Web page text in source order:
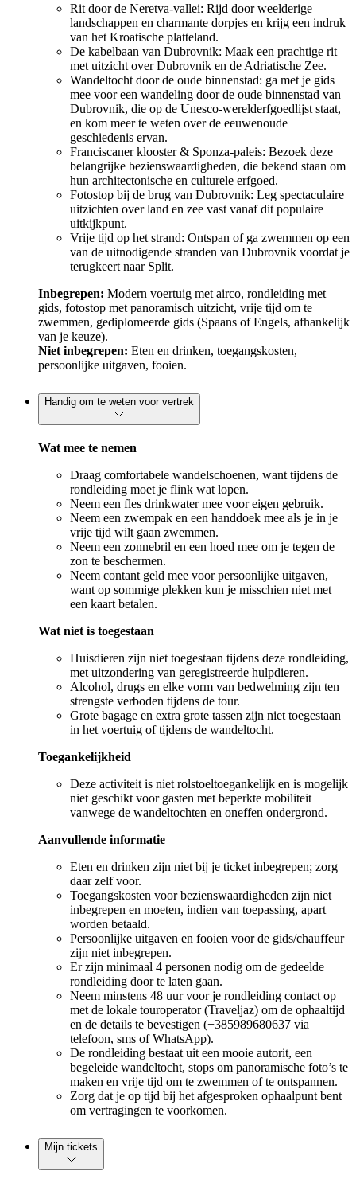
Rit door de Neretva-vallei: Rijd door weelderige
landschappen en charmante dorpjes en krijg een indruk
van het Kroatische platteland.
De kabelbaan van Dubrovnik: Maak een prachtige rit
met uitzicht over Dubrovnik en de Adriatische Zee.
Wandeltocht door de oude binnenstad: ga met je gids
mee voor een wandeling door de oude binnenstad van
Dubrovnik, die op de Unesco-werelderfgoedlijst staat,
en kom meer te weten over de eeuwenoude
geschiedenis ervan.
Franciscaner klooster & Sponza-paleis: Bezoek deze
belangrijke bezienswaardigheden, die bekend staan om
hun architectonische en culturele erfgoed.
Fotostop bij de brug van Dubrovnik: Leg spectaculaire
uitzichten over land en zee vast vanaf dit populaire
uitkijkpunt.
Vrije tijd op het strand: Ontspan of ga zwemmen op een
van de uitnodigende stranden van Dubrovnik voordat je
terugkeert naar Split.
Inbegrepen: Modern voertuig met airco, rondleiding met
gids, fotostop met panoramisch uitzicht, vrije tijd om te
zwemmen, gediplomeerde gids (Spaans of Engels, afhankelijk
van je keuze).
Niet inbegrepen: Eten en drinken, toegangskosten,
persoonlijke uitgaven, fooien.
Handig om te weten voor vertrek
Wat mee te nemen
Draag comfortabele wandelschoenen, want tijdens de
rondleiding moet je flink wat lopen.
Neem een fles drinkwater mee voor eigen gebruik.
Neem een zwempak en een handdoek mee als je in je
vrije tijd wilt gaan zwemmen.
Neem een zonnebril en een hoed mee om je tegen de
zon te beschermen.
Neem contant geld mee voor persoonlijke uitgaven,
want op sommige plekken kun je misschien niet met
een kaart betalen.
Wat niet is toegestaan
Huisdieren zijn niet toegestaan tijdens deze rondleiding,
met uitzondering van geregistreerde hulpdieren.
Alcohol, drugs en elke vorm van bedwelming zijn ten
strengste verboden tijdens de tour.
Grote bagage en extra grote tassen zijn niet toegestaan
in het voertuig of tijdens de wandeltocht.
Toegankelijkheid
Deze activiteit is niet rolstoeltoegankelijk en is mogelijk
niet geschikt voor gasten met beperkte mobiliteit
vanwege de wandeltochten en oneffen ondergrond.
Aanvullende informatie
Eten en drinken zijn niet bij je ticket inbegrepen; zorg
daar zelf voor.
Toegangskosten voor bezienswaardigheden zijn niet
inbegrepen en moeten, indien van toepassing, apart
worden betaald.
Persoonlijke uitgaven en fooien voor de gids/chauffeur
zijn niet inbegrepen.
Er zijn minimaal 4 personen nodig om de gedeelde
rondleiding door te laten gaan.
Neem minstens 48 uur voor je rondleiding contact op
met de lokale touroperator (Traveljaz) om de ophaaltijd
en de details te bevestigen (+385989680637 via
telefoon, sms of WhatsApp).
De rondleiding bestaat uit een mooie autorit, een
begeleide wandeltocht, stops om panoramische foto’s te
maken en vrije tijd om te zwemmen of te ontspannen.
Zorg dat je op tijd bij het afgesproken ophaalpunt bent
om vertragingen te voorkomen.
Mijn tickets